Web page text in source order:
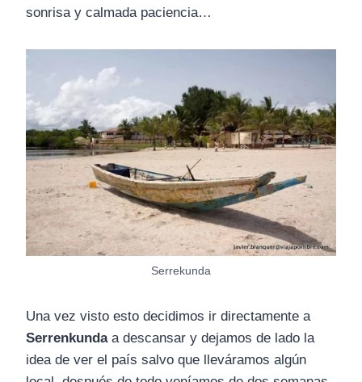
sonrisa y calmada paciencia…
Serrekunda
Una vez visto esto decidimos ir directamente a
Serrenkundaa descansar y dejamos de lado la
idea de ver el país salvo que lleváramos algún